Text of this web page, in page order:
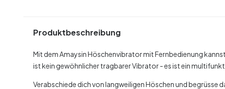
Produktbeschreibung
Mit dem Amaysin Höschenvibrator mit Fernbedienung
ist kein gewöhnlicher tragbarer Vibrator - es ist ein
Verabschiede dich von langweiligen Höschen und begrüsse